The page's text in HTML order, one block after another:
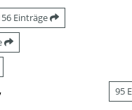
Einträge
95